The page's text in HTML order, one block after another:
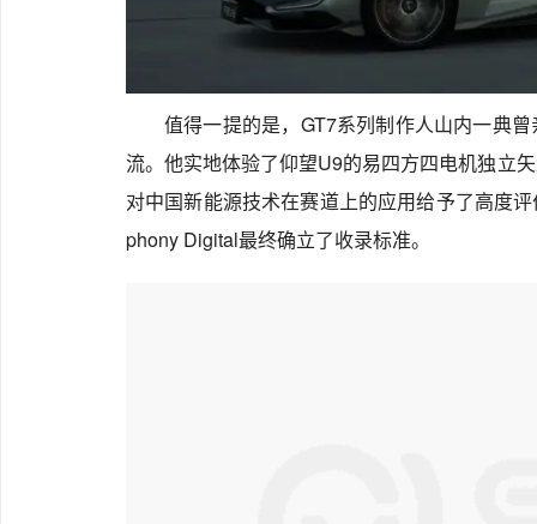
值得一提的是，GT7系列制作人山内一典
流。他实地体验了仰望U9的易四方四电机独立
对中国新能源技术在赛道上的应用给予了高度
phony Digital最终确立了收录标准。